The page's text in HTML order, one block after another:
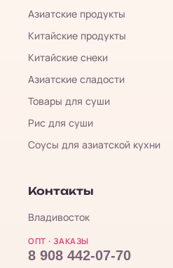
Азиатские продукты
Китайские продукты
Китайские снеки
Азиатские сладости
Товары для суши
Рис для суши
Соусы для азиатской кухни
Контакты
Владивосток
ОПТ · ЗАКАЗЫ
8 908 442-07-70